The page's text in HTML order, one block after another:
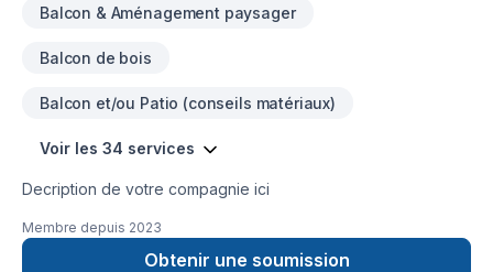
Balcon & Aménagement paysager
Balcon de bois
Balcon et/ou Patio (conseils matériaux)
Voir les 34 services
Decription de votre compagnie ici
Membre depuis 2023
Obtenir une soumission